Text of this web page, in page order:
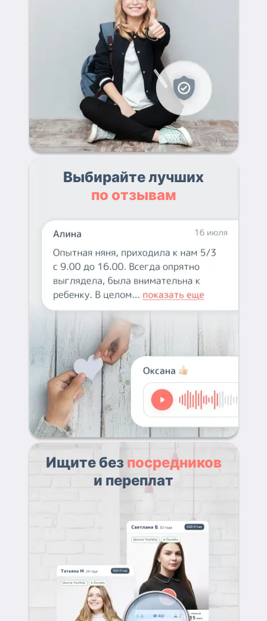
Выбирайте лучших
по отзывам
Ищите без посредников
и переплат